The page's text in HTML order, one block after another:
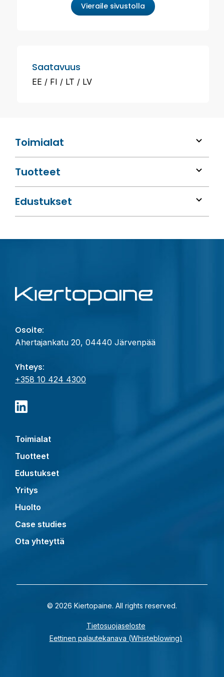
Toimialat
Tuotteet
Edustukset
Vieraile sivustolla
Saatavuus
EE FI LT LV
Osoite:
Ahertajankatu 20, 04440 Järvenpää
Yhteys:
+358 10 424 4300
Toimialat
Tuotteet
Edustukset
Yritys
Huolto
Case studies
Ota yhteyttä
© 2026 Kiertopaine. All rights reserved.
Tietosuojaseloste
Eettinen palautekanava (Whisteblowing)